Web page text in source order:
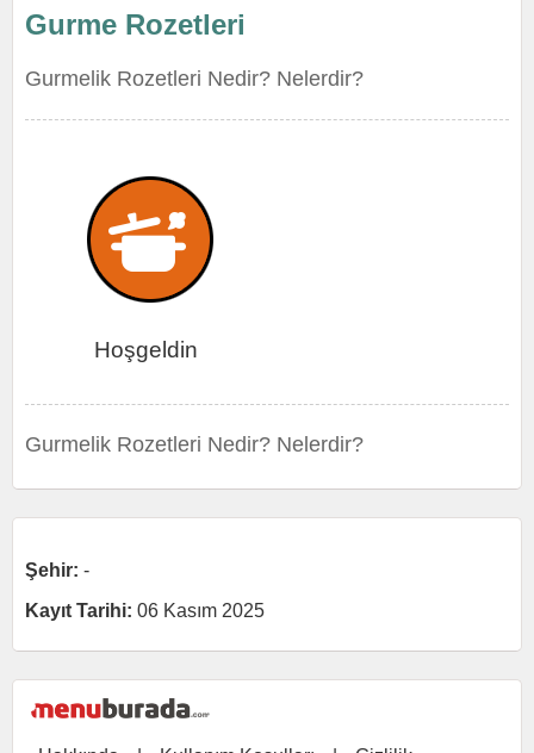
Gurme Rozetleri
Gurmelik Rozetleri Nedir? Nelerdir?
Hoşgeldin
Gurmelik Rozetleri Nedir? Nelerdir?
Şehir: -
Kayıt Tarihi: 06 Kasım 2025